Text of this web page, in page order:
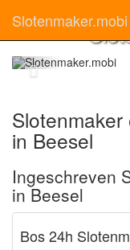
Slotenmaker.mobi
in Beesel
Ingeschreven
in Beesel
Bos 24h